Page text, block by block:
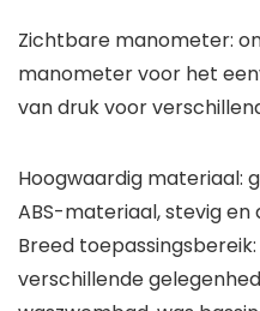
Zichtbare manometer:
manometer voor het
van druk voor
Hoogwaardig materiaal:
ABS-materiaal, stevig en
Breed
verschillende